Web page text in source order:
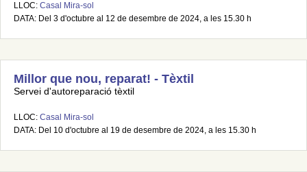
LLOC: Casal Mira-sol
DATA: Del 3 d'octubre al 12 de desembre de 2024, a les 15.30 h
Millor que nou, reparat! - Tèxtil
Servei d'autoreparació tèxtil
LLOC: Casal Mira-sol
DATA: Del 10 d'octubre al 19 de desembre de 2024, a les 15.30 h